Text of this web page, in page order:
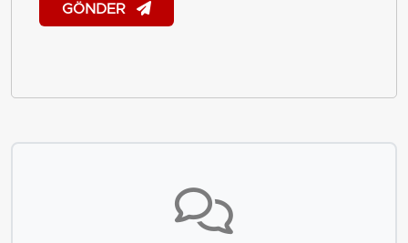
GÖNDER